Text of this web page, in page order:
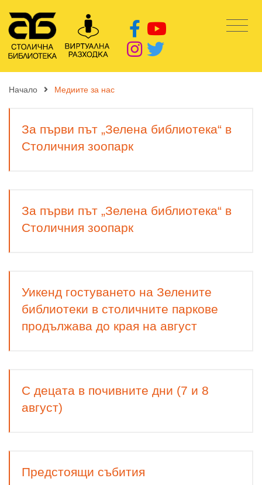
Начало Медиите за нас
За първи път „Зелена библиотека“ в
Столичния зоопарк
За първи път „Зелена библиотека“ в
Столичния зоопарк
Уикенд гостуването на Зелените
библиотеки в столичните паркове
продължава до края на август
С децата в почивните дни (7 и 8
август)
Предстоящи събития